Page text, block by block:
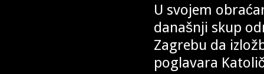
U svojem
današnji skup
Zagrebu da
poglavara